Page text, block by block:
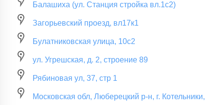
Балашиха (ул. Станция стройка вл.1с2)
Загорьевский проезд, вл17к1
Булатниковская улица, 10с2
ул. Угрешская, д. 2, строение 89
Рябиновая ул, 37, стр 1
Московская обл, Люберецкий р-н, г. Котельники,